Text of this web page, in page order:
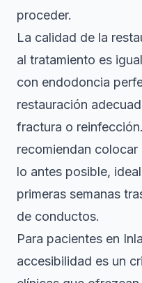
proceder.
La calidad de la
al tratamiento es
con endodoncia
restauración
fractura o
recomiendan
lo antes posible,
primeras semanas
de conductos.
Para pacientes en
accesibilidad es un